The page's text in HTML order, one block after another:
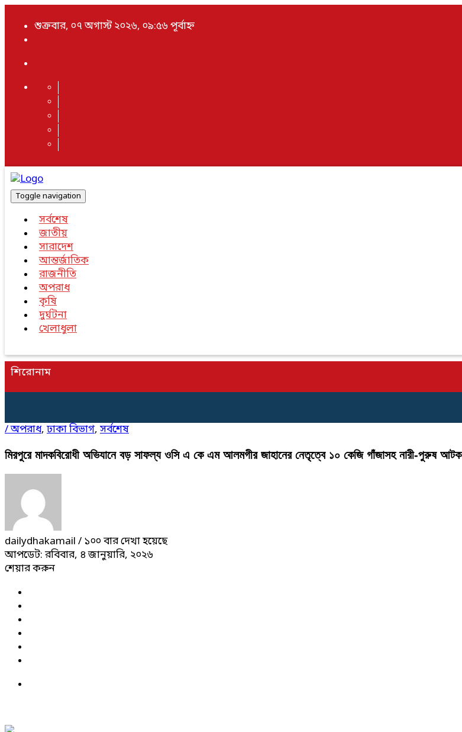
শুক্রবার, ০৭ অগাস্ট ২০২৬, ০৯:৫৬ পূর্বাহ্ন
Toggle navigation
সর্বশেষ
জাতীয়
সারাদেশ
আন্তর্জাতিক
রাজনীতি
অপরাধ
কৃষি
দুর্ঘটনা
খেলাধুলা
শিরোনাম
/অপরাধ, ঢাকা বিভাগ, সর্বশেষ
মিরপুরে মাদকবিরোধী অভিযানে বড় সাফল্য ওসি এ কে এম আলমগীর জাহানের নেতৃত্বে ১০ কেজি গাঁজাসহ নারী-পুরুষ আটক
dailydhakamail / ১০০ বার দেখা হয়েছে
আপডেট: রবিবার, ৪ জানুয়ারি, ২০২৬
শেয়ার করুন